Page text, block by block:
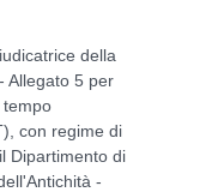
della
Allegato 5 per
tempo
con regime di
Dipartimento di
-